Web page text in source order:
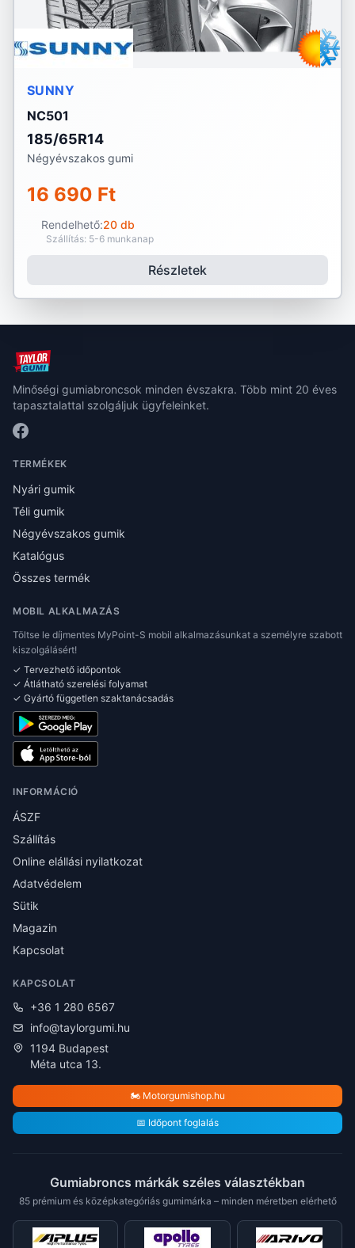
SUNNY
NC501
185/65R14
Négyévszakos gumi
16 690 Ft
Rendelhető:20 db
Szállítás: 5-6 munkanap
Részletek
Minőségi gumiabroncsok minden évszakra. Több mint 20 éves
tapasztalattal szolgáljuk ügyfeleinket.
TERMÉKEK
Nyári gumik
Téli gumik
Négyévszakos gumik
Katalógus
Összes termék
MOBIL ALKALMAZÁS
Töltse le díjmentes MyPoint-S mobil alkalmazásunkat a személyre szabott
kiszolgálásért!
✓ Tervezhető időpontok
✓ Átlátható szerelési folyamat
✓ Gyártó független szaktanácsadás
INFORMÁCIÓ
ÁSZF
Szállítás
Online elállási nyilatkozat
Adatvédelem
Sütik
Magazin
Kapcsolat
KAPCSOLAT
+36 1 280 6567
info@taylorgumi.hu
1194 Budapest
Méta utca 13.
🏍️ Motorgumishop.hu
📅 Időpont foglalás
Gumiabroncs márkák széles választékban
85 prémium és középkategóriás gumimárka – minden méretben elérhető